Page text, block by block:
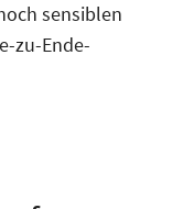
sensiblen
zu-Ende-